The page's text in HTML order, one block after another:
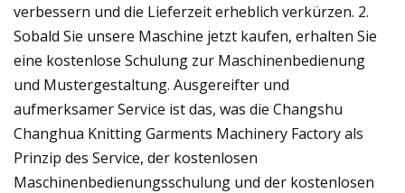
verbessern und die Lieferzeit erheblich verkürzen. 2.
Sobald Sie unsere Maschine jetzt kaufen, erhalten Sie
eine kostenlose Schulung zur Maschinenbedienung
und Mustergestaltung. Ausgereifter und
aufmerksamer Service ist das, was die Changshu
Changhua Knitting Garments Machinery Factory als
Prinzip des Service, der kostenlosen
Maschinenbedienungsschulung und der kostenlosen